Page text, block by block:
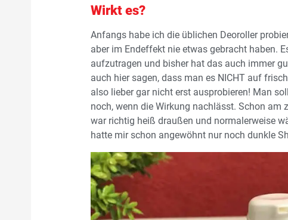
Wirkt es?
Anfangs habe ich die üblichen Deoroller
aber im Endeffekt nie etwas gebracht haben.
aufzutragen und bisher hat das auch immer
auch hier sagen, dass man es NICHT auf
also lieber gar nicht erst ausprobieren! Man
noch, wenn die Wirkung nachlässt. Schon am
war richtig heiß draußen und normalerweise
hatte mir schon angewöhnt nur noch dunkle